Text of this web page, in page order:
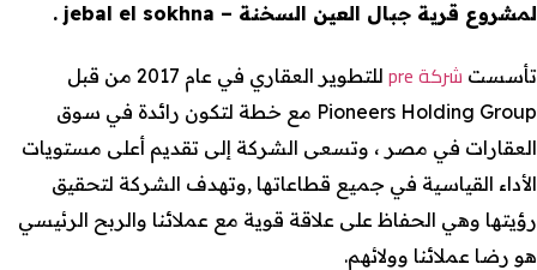
لمشروع قرية جبال العين السخنة – jebal el sokhna .
تأسست شركة pre
للتطوير العقاري في عام 2017 من قبل
Pioneers Holding Group مع خطة لتكون رائدة في سوق
العقارات في مصر ، وتسعى الشركة إلى تقديم أعلى مستويات
الأداء القياسية في جميع قطاعاتها ,وتهدف الشركة لتحقيق
رؤيتها وهي الحفاظ على علاقة قوية مع عملائنا والربح الرئيسي
هو رضا عملائنا وولائهم.